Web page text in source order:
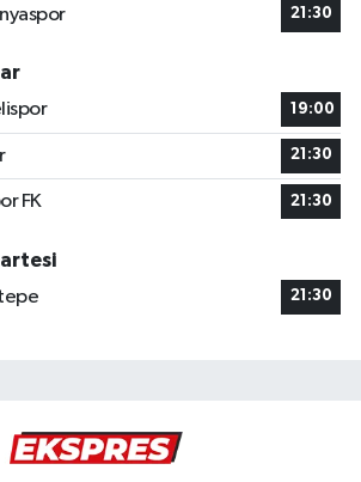
21:30
19:00
21:30
FK 21:30
21:30